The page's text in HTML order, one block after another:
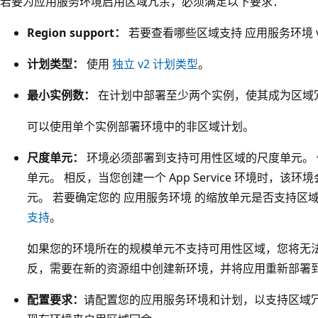
Region support：
若要查看哪些区域支持 应用服务环
计划类型：
使用 独立 v2 计划类型。
最小实例数：
在计划中部署至少两个实例，使其成为区域
可以使用单个实例部署环境中的非区域计划。
尺度单元：
环境必须部署到支持可用性区域的尺度单元
单元。 相反，当您创建一个 App Service 环境时，该环
元。 若要确定您的 应用服务环境 的缩放单元是否支持区
支持。
如果您的环境所在的规模单元不支持可用性区域，您将无
反，需要在新的资源组中创建新环境，并将应用重新部署
配置要求： 请配置您的应用服务环境和计划，以支持区